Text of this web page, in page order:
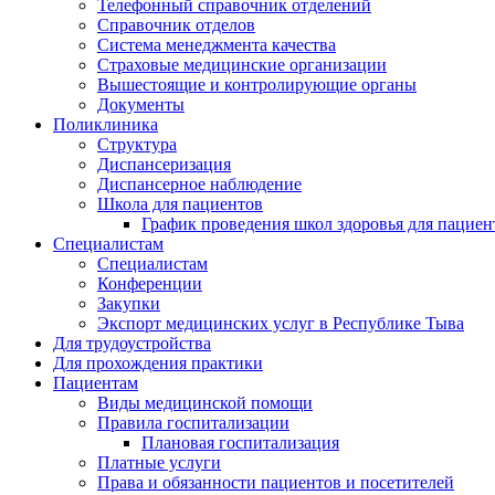
Телефонный справочник отделений
Справочник отделов
Система менеджмента качества
Страховые медицинские организации
Вышестоящие и контролирующие органы
Документы
Поликлиника
Структура
Диспансеризация
Диспансерное наблюдение
Школа для пациентов
График проведения школ здоровья для
Специалистам
Специалистам
Конференции
Закупки
Экспорт медицинских услуг в Республике Тыва
Для трудоустройства
Для прохождения практики
Пациентам
Виды медицинской помощи
Правила госпитализации
Плановая госпитализация
Платные услуги
Права и обязанности пациентов и посетителей